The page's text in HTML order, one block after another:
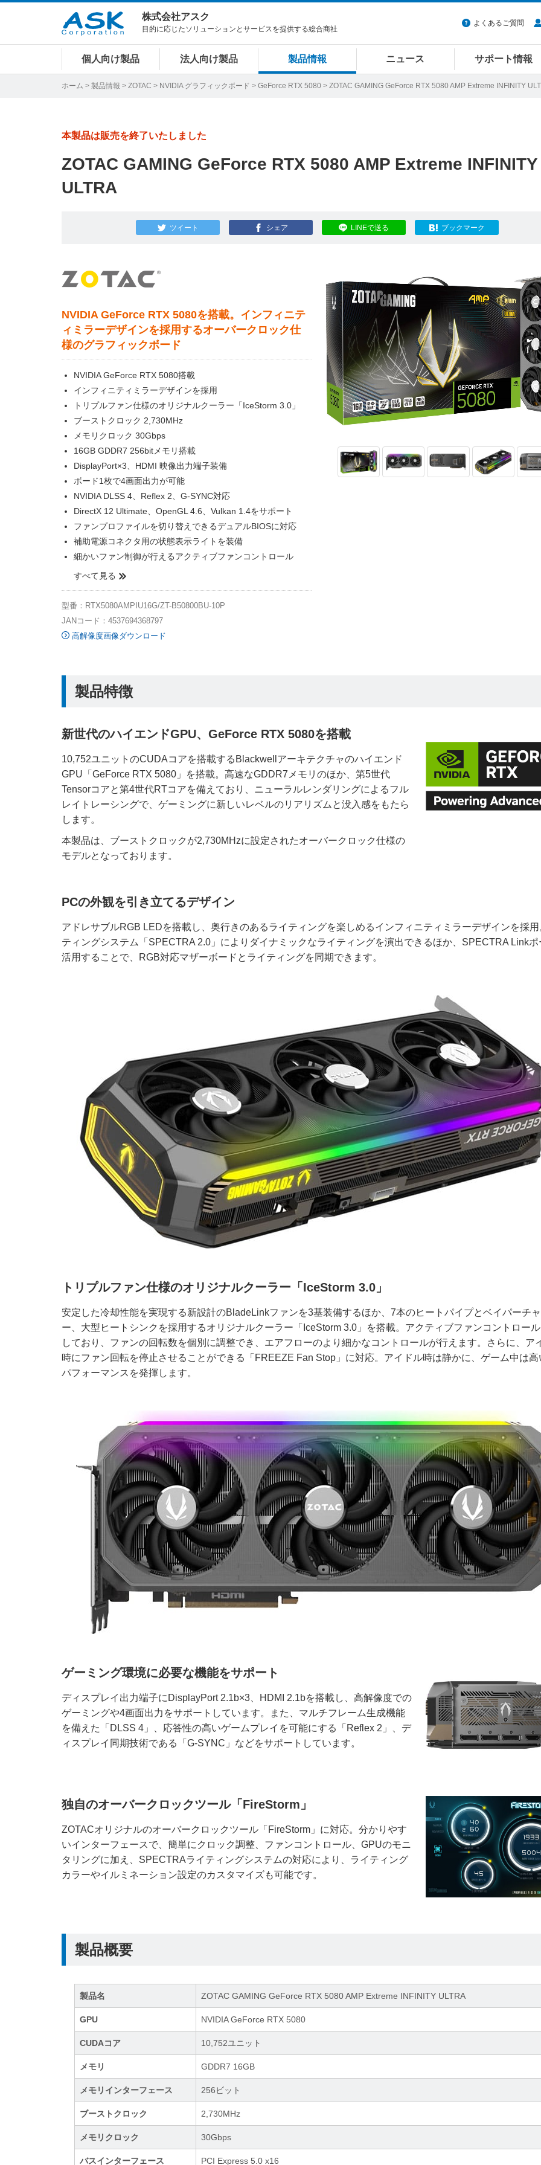
株式会社アスク
目的に応じたソリューションとサービスを提供する総合商社
よくあるご質問
個人向け製品 法人向け製品 製品情報 ニュース サポート情報
ホーム > 製品情報 > ZOTAC > NVIDIA グラフィックボード > GeForce RTX 5080 > ZOTAC GAMING GeForce RTX 5080 AMP Extreme INFINITY
本製品は販売を終了いたしました
ZOTAC GAMING GeForce RTX 5080 AMP Extreme INFINITY
ULTRA
ツイート シェア LINEで送る ブックマーク
NVIDIA GeForce RTX 5080を搭載。インフィニテ
ィミラーデザインを採用するオーバークロック仕
様のグラフィックボード
NVIDIA GeForce RTX 5080搭載
インフィニティミラーデザインを採用
トリプルファン仕様のオリジナルクーラー「IceStorm 3.0」
ブーストクロック 2,730MHz
メモリクロック 30Gbps
16GB GDDR7 256bitメモリ搭載
DisplayPort×3、HDMI 映像出力端子装備
ボード1枚で4画面出力が可能
NVIDIA DLSS 4、Reflex 2、G-SYNC対応
DirectX 12 Ultimate、OpenGL 4.6、Vulkan 1.4をサポート
ファンプロファイルを切り替えできるデュアルBIOSに対応
補助電源コネクタ用の状態表示ライトを装備
細かいファン制御が行えるアクティブファンコントロール
すべて見る
型番：RTX5080AMPIU16G/ZT-B50800BU-10P
JANコード：4537694368797
高解像度画像ダウンロード
製品特徴
新世代のハイエンドGPU、GeForce RTX 5080を搭載
10,752ユニットのCUDAコアを搭載するBlackwellアーキテクチャのハイエンド
GPU「GeForce RTX 5080」を搭載。高速なGDDR7メモリのほか、第5世代
Tensorコアと第4世代RTコアを備えており、ニューラルレンダリングによるフル
レイトレーシングで、ゲーミングに新しいレベルのリアリズムと没入感をもたら
します。
本製品は、ブーストクロックが2,730MHzに設定されたオーバークロック仕様の
モデルとなっております。
PCの外観を引き立てるデザイン
アドレサブルRGB LEDを搭載し、奥行きのあるライティングを楽しめるインフィニティミラーデザインを採
ティングシステム「SPECTRA 2.0」によりダイナミックなライティングを演出できるほか、SPECTRA Linkポ
活用することで、RGB対応マザーボードとライティングを同期できます。
トリプルファン仕様のオリジナルクーラー「IceStorm 3.0」
安定した冷却性能を実現する新設計のBladeLinkファンを3基装備するほか、7本のヒートパイプとベイパーチ
ー、大型ヒートシンクを採用するオリジナルクーラー「IceStorm 3.0」を搭載。アクティブファンコントロー
しており、ファンの回転数を個別に調整でき、エアフローのより細かなコントロールが行えます。さらに、ア
時にファン回転を停止させることができる「FREEZE Fan Stop」に対応。アイドル時は静かに、ゲーム中は高
パフォーマンスを発揮します。
ゲーミング環境に必要な機能をサポート
ディスプレイ出力端子にDisplayPort 2.1b×3、HDMI 2.1bを搭載し、高解像度での
ゲーミングや4画面出力をサポートしています。また、マルチフレーム生成機能
を備えた「DLSS 4」、応答性の高いゲームプレイを可能にする「Reflex 2」、デ
ィスプレイ同期技術である「G-SYNC」などをサポートしています。
独自のオーバークロックツール「FireStorm」
ZOTACオリジナルのオーバークロックツール「FireStorm」に対応。分かりやす
いインターフェースで、簡単にクロック調整、ファンコントロール、GPUのモニ
タリングに加え、SPECTRAライティングシステムの対応により、ライティング
カラーやイルミネーション設定のカスタマイズも可能です。
製品概要
製品名 ZOTAC GAMING GeForce RTX 5080 AMP Extreme INFINITY ULTRA
GPU NVIDIA GeForce RTX 5080
CUDAコア 10,752ユニット
メモリ GDDR7 16GB
メモリインターフェース 256ビット
ブーストクロック 2,730MHz
メモリクロック 30Gbps
バスインターフェース PCI Express 5.0 x16